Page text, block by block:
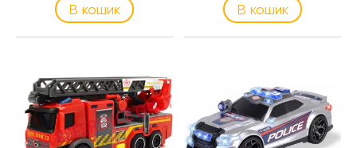
В кошик В кошик